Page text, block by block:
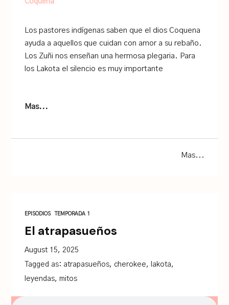
Los pastores indígenas saben que el dios Coquena
ayuda a aquellos que cuidan con amor a su rebaño.
Los Zuñi nos enseñan una hermosa plegaria. Para
los Lakota el silencio es muy importante
Mas...
Mas...
EPISODIOS TEMPORADA 1
El atrapasueños
August 15, 2025
Tagged as: atrapasueños, cherokee, lakota,
leyendas,mitos